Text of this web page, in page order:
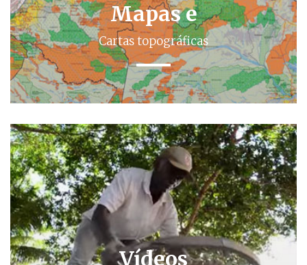
Mapas e
Cartas topográficas
Vídeos